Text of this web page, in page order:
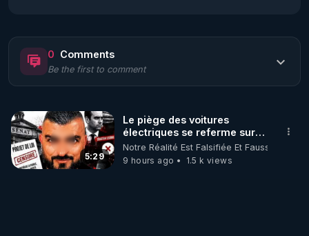
https://www.rgnr.fr/presentation.html
🌱 LE MAGAZINE RÉGÉNÈRE
🌱 LA BOUTIQUE DU MAGAZINE
Pour obtenir les anciens numéros que vous avez
0 Comments
Be the first to comment
5:29
Le piège des voitures
électriques se referme sur
les usagers !
Notre Réalité Est Falsifiée Et Fausse
9 hours ago
1.5 k views